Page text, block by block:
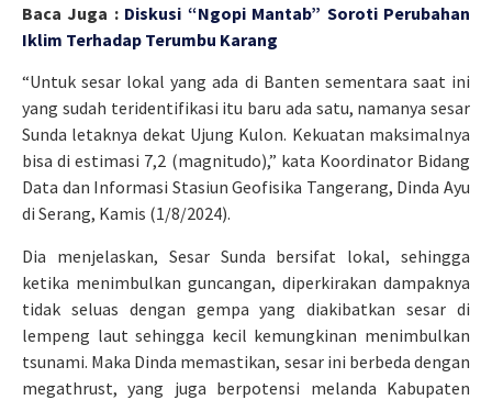
Baca Juga : Diskusi “Ngopi Mantab” Soroti Perubahan
Iklim Terhadap Terumbu Karang
“Untuk sesar lokal yang ada di Banten sementara saat ini
yang sudah teridentifikasi itu baru ada satu, namanya sesar
Sunda letaknya dekat Ujung Kulon. Kekuatan maksimalnya
bisa di estimasi 7,2 (magnitudo),” kata Koordinator Bidang
Data dan Informasi Stasiun Geofisika Tangerang, Dinda Ayu
di Serang, Kamis (1/8/2024).
Dia menjelaskan, Sesar Sunda bersifat lokal, sehingga
ketika menimbulkan guncangan, diperkirakan dampaknya
tidak seluas dengan gempa yang diakibatkan sesar di
lempeng laut sehingga kecil kemungkinan menimbulkan
tsunami. Maka Dinda memastikan, sesar ini berbeda dengan
megathrust, yang juga berpotensi melanda Kabupaten